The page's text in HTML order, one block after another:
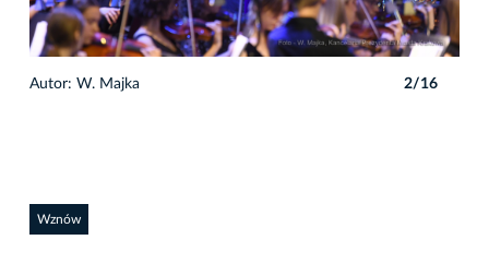
Autor: W. Majka 2/16
Wznów